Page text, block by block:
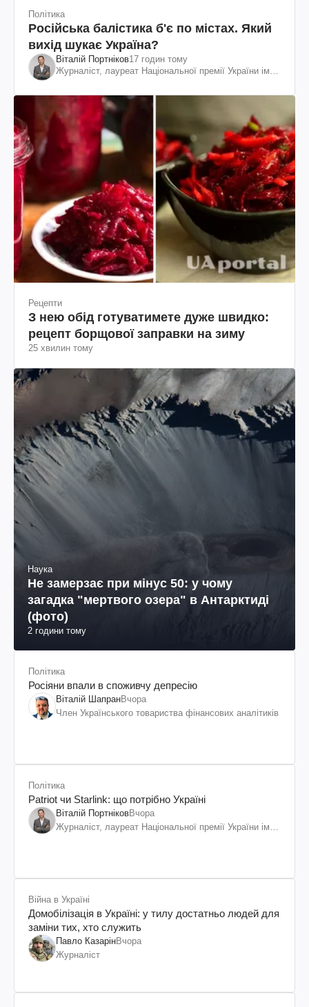
Політика
Російська балістика б'є по містах. Який
вихід шукає Україна?
Віталій Портніков17 годин тому
Журналіст, лауреат Національної премії України ім.
Рецепти
З нею обід готуватимете дуже швидко:
рецепт борщової заправки на зиму
25 хвилин тому
Наука
Не замерзає при мінус 50: у чому
загадка "мертвого озера" в Антарктиді
(фото)
2 години тому
Політика
Росіяни впали в споживчу депресію
Віталій ШапранВчора
Член Українського товариства фінансових аналітиків
Політика
Patriot чи Starlink: що потрібно Україні
Віталій ПортніковВчора
Журналіст, лауреат Національної премії України ім.
Війна в Україні
Домобілізація в Україні: у тилу достатньо людей для
заміни тих, хто служить
Павло КазарінВчора
Журналіст